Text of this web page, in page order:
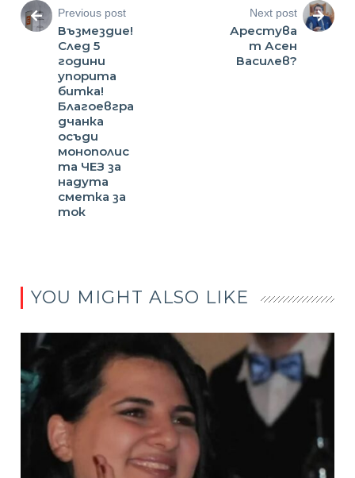
Previous post
Възмездие!
След 5
години
упорита
битка!
Благоевгра
дчанка
осъди
монополис
та ЧЕЗ за
надута
сметка за
ток
Next post
Арестува
т Асен
Василев?
YOU MIGHT ALSO LIKE